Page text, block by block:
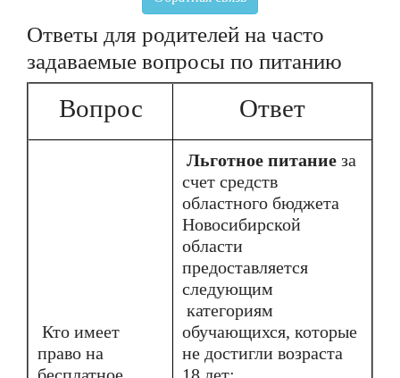
Ответы для родителей на часто
задаваемые вопросы по питанию
Вопрос Ответ
Кто имеет
право на
Льготное питание за
счет средств
областного бюджета
Новосибирской
области
предоставляется
следующим
категориям
обучающихся, которые
не достигли возраста